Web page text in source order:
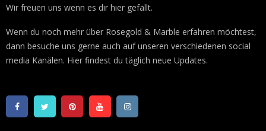
Wir freuen uns wenn es dir hier gefällt.
Wenn du noch mehr über Rosegold & Marble erfahren möchtest,
dann besuche uns gerne auch auf unseren verschiedenen social
media Kanälen. Hier findest du täglich neue Updates.